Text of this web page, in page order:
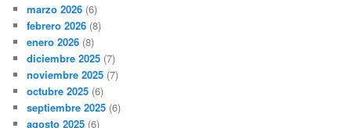
marzo 2026 (6)
febrero 2026 (8)
enero 2026 (8)
diciembre 2025 (7)
noviembre 2025 (7)
octubre 2025 (6)
septiembre 2025 (6)
agosto 2025 (6)